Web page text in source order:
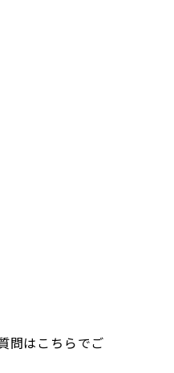
問はこちらでご